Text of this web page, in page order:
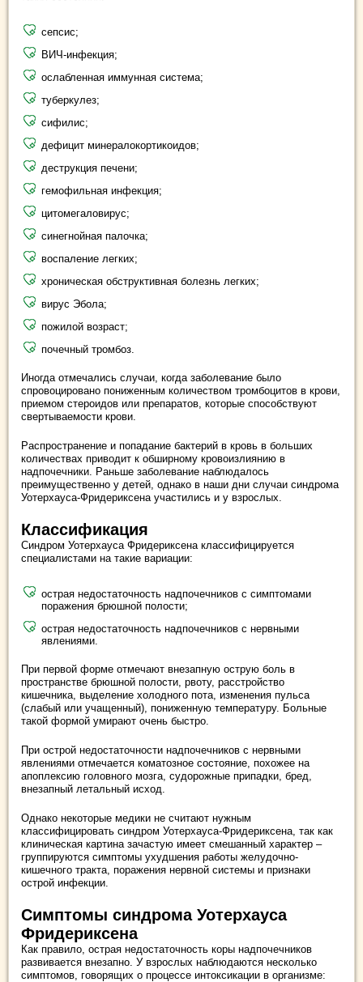
сепсис;
ВИЧ-инфекция;
ослабленная иммунная система;
туберкулез;
сифилис;
дефицит минералокортикоидов;
деструкция печени;
гемофильная инфекция;
цитомегаловирус;
синегнойная палочка;
воспаление легких;
хроническая обструктивная болезнь легких;
вирус Эбола;
пожилой возраст;
почечный тромбоз.
Иногда отмечались случаи, когда заболевание было
спровоцировано пониженным количеством тромбоцитов в крови,
приемом стероидов или препаратов, которые способствуют
свертываемости крови.
Распространение и попадание бактерий в кровь в больших
количествах приводит к обширному кровоизлиянию в
надпочечники. Раньше заболевание наблюдалось
преимущественно у детей, однако в наши дни случаи синдрома
Уотерхауса-Фридериксена участились и у взрослых.
Классификация
Синдром Уотерхауса Фридериксена классифицируется
специалистами на такие вариации:
острая недостаточность надпочечников с симптомами
поражения брюшной полости;
острая недостаточность надпочечников с нервными
явлениями.
При первой форме отмечают внезапную острую боль в
пространстве брюшной полости, рвоту, расстройство
кишечника, выделение холодного пота, изменения пульса
(слабый или учащенный), пониженную температуру. Больные
такой формой умирают очень быстро.
При острой недостаточности надпочечников с нервными
явлениями отмечается коматозное состояние, похожее на
апоплексию головного мозга, судорожные припадки, бред,
внезапный летальный исход.
Однако некоторые медики не считают нужным
классифицировать синдром Уотерхауса-Фридериксена, так как
клиническая картина зачастую имеет смешанный характер –
группируются симптомы ухудшения работы желудочно-
кишечного тракта, поражения нервной системы и признаки
острой инфекции.
Симптомы синдрома Уотерхауса
Фридериксена
Как правило, острая недостаточность коры надпочечников
развивается внезапно. У взрослых наблюдаются несколько
симптомов, говорящих о процессе интоксикации в организме: